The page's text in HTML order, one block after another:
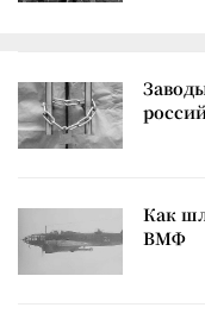
Как
ВМФ